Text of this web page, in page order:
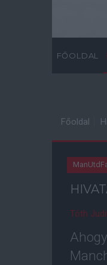
FŐOLDAL
Főoldal
Tóth